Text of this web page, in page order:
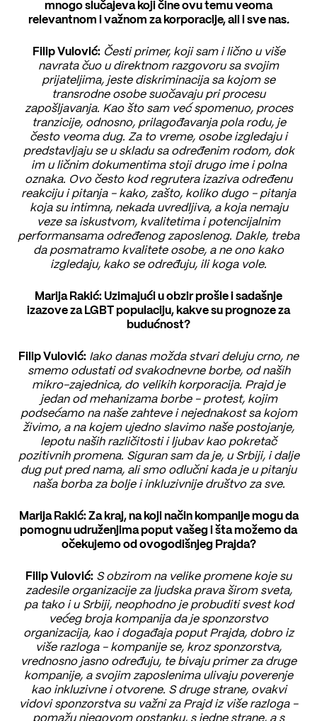
mnogo slučajeva koji čine ovu temu veoma
relevantnom i važnom za korporacije, ali i sve nas.
Filip Vulović: Česti primer, koji sam i lično u više
navrata čuo u direktnom razgovoru sa svojim
prijateljima, jeste diskriminacija sa kojom se
transrodne osobe suočavaju pri procesu
zapošljavanja. Kao što sam već spomenuo, proces
tranzicije, odnosno, prilagođavanja pola rodu, je
često veoma dug. Za to vreme, osobe izgledaju i
predstavljaju se u skladu sa određenim rodom, dok
im u ličnim dokumentima stoji drugo ime i polna
oznaka. Ovo često kod regrutera izaziva određenu
reakciju i pitanja - kako, zašto, koliko dugo - pitanja
koja su intimna, nekada uvredljiva, a koja nemaju
veze sa iskustvom, kvalitetima i potencijalnim
performansama određenog zaposlenog. Dakle, treba
da posmatramo kvalitete osobe, a ne ono kako
izgledaju, kako se određuju, ili koga vole.
Marija Rakić: Uzimajući u obzir prošle i sadašnje
izazove za LGBT populaciju, kakve su prognoze za
budućnost?
Filip Vulović: Iako danas možda stvari deluju crno, ne
smemo odustati od svakodnevne borbe, od naših
mikro-zajednica, do velikih korporacija. Prajd je
jedan od mehanizama borbe - protest, kojim
podsećamo na naše zahteve i nejednakost sa kojom
živimo, a na kojem ujedno slavimo naše postojanje,
lepotu naših različitosti i ljubav kao pokretač
pozitivnih promena. Siguran sam da je, u Srbiji, i dalje
dug put pred nama, ali smo odlučni kada je u pitanju
naša borba za bolje i inkluzivnije društvo za sve.
Marija Rakić: Za kraj, na koji način kompanije mogu da
pomognu udruženjima poput vašeg i šta možemo da
očekujemo od ovogodišnjeg Prajda?
Filip Vulović: S obzirom na velike promene koje su
zadesile organizacije za ljudska prava širom sveta,
pa tako i u Srbiji, neophodno je probuditi svest kod
većeg broja kompanija da je sponzorstvo
organizacija, kao i događaja poput Prajda, dobro iz
više razloga - kompanije se, kroz sponzorstva,
vrednosno jasno određuju, te bivaju primer za druge
kompanije, a svojim zaposlenima ulivaju poverenje
kao inkluzivne i otvorene. S druge strane, ovakvi
vidovi sponzorstva su važni za Prajd iz više razloga -
pomažu njegovom opstanku, s jedne strane, a s